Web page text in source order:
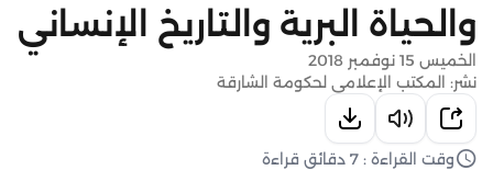
والحياة البرية والتاريخ الإنساني
الخميس 15 نوفمبر 2018
نشر: المكتب الإعلامي لحكومة الشارقة
وقت القراءة : 7 دقائق قراءة